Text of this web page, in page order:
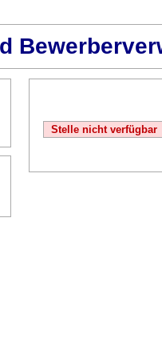
Stelle nicht verfügbar